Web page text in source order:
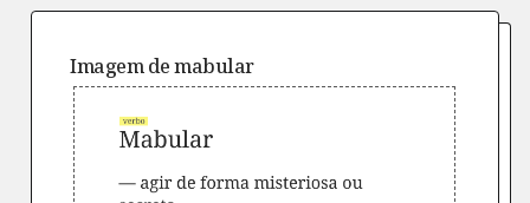
Imagem demabular